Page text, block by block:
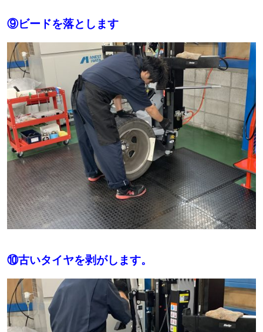
⑨ビードを落とします
⑩古いタイヤを剥がします。